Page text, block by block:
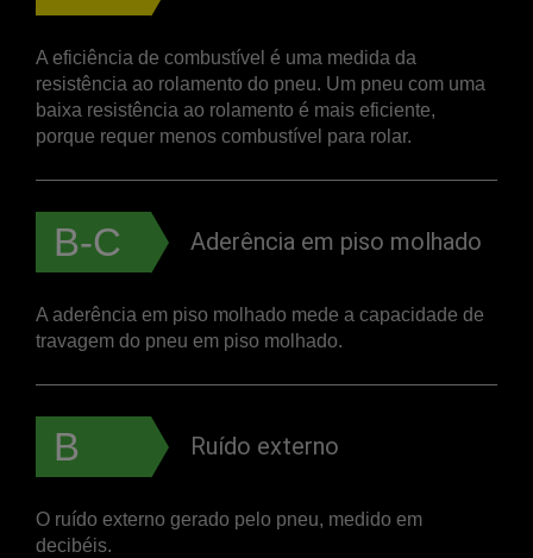
A eficiência de combustível é uma medida da
resistência ao rolamento do pneu. Um pneu com uma
baixa resistência ao rolamento é mais eficiente,
porque requer menos combustível para rolar.
B-C Aderência em piso molhado
A aderência em piso molhado mede a capacidade de
travagem do pneu em piso molhado.
B Ruído externo
O ruído externo gerado pelo pneu, medido em
decibéis.